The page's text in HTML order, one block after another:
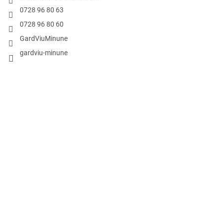
0728 96 80 63
0728 96 80 60
GardViuMinune
gardviu-minune